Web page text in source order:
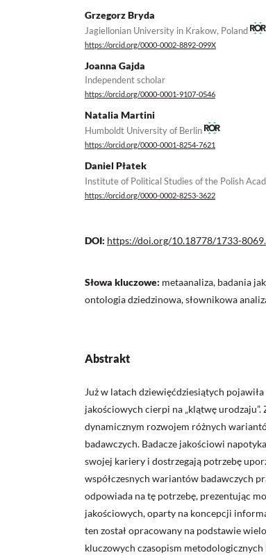
Grzegorz Bryda
Jagiellonian University in Krakow, Poland
https://orcid.org/0000-0002-8892-099X
Joanna Gajda
Independent scholar
https://orcid.org/0000-0001-9107-0546
Natalia Martini
Humboldt University of Berlin
https://orcid.org/0000-0001-8254-7621
Daniel Płatek
Institute of Political Studies of the Polish
https://orcid.org/0000-0002-8253-3622
DOI: https://doi.org/10.18778/1733-
Słowa kluczowe: metaanaliza, badania
ontologia dziedzinowa, słownikowa
Abstrakt
Już w latach dziewięćdziesiątych pojawiła
jakościowych cierpi na „klątwę
dynamicznym rozwojem różnych
badawczych. Badacze jakościowi
swojej kariery i dostrzegają potrzebę
współczesnych wariantów badawczych
odpowiada na tę potrzebę, prezentując
jakościowych, oparty na koncepcji
ten został opracowany na podstawie
kluczowych czasopism